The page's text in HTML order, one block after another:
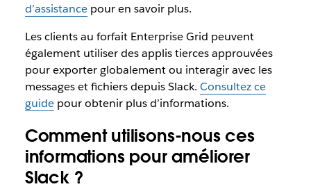
d’assistancepour en savoir plus.
Les clients au forfait Enterprise Grid peuvent
également utiliser des applis tierces approuvées
pour exporter globalement ou interagir avec les
messages et fichiers depuis Slack. Consultez ce
guidepour obtenir plus d’informations.
Comment utilisons-nous ces
informations pour améliorer
Slack ?